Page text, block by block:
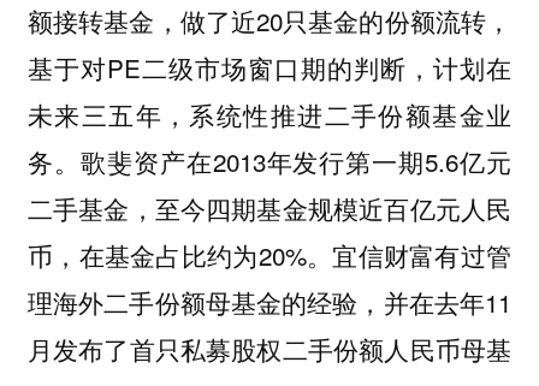
额接转基金，做了近20只基金的份额流转，
基于对PE二级市场窗口期的判断，计划在
未来三五年，系统性推进二手份额基金业
务。歌斐资产在2013年发行第一期5.6亿元
二手基金，至今四期基金规模近百亿元人民
币，在基金占比约为20%。 宜信财富有过管
理海外二手份额母基金的经验，并在去年11
月发布了首只私募股权二手份额人民币母基